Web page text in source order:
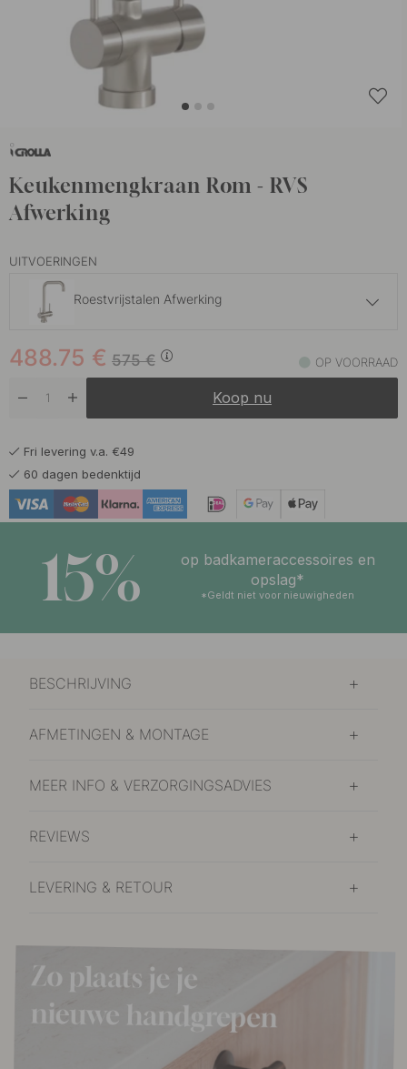
Keukenmengkraan Rom - RVS
Afwerking
UITVOERINGEN
Roestvrijstalen Afwerking
Chroom Op voorraad
Op voorraad
Silgranit Zwart
575€
488.75 € OP VOORRAAD
Koop nu
Fri levering v.a. €49
60 dagen bedenktijd
15%
op badkameraccessoires en
opslag*
*Geldt niet voor nieuwigheden
BESCHRIJVING
AFMETINGEN & MONTAGE
MEER INFO & VERZORGINGSADVIES
REVIEWS
LEVERING & RETOUR